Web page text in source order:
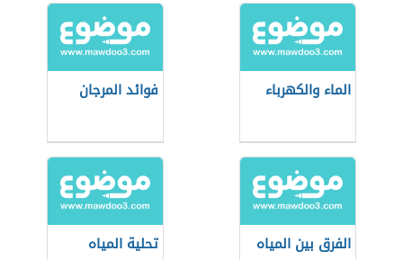
الماء والكهرباء فوائد المرجان
الفرق بين المياه
تحلية المياه